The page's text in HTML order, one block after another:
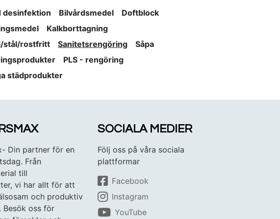
desinfektion Bilvårdsmedel
Doftblock
Kalkborttagning
stål/rostfritt Sanitetsrengöring
Såpa
PLS - rengöring
städprodukter
Din partner för en
Från
till
vi har allt för att
och produktiv
Besök oss för
SOCIALA MEDIER
Följ oss på våra sociala
plattformar
Facebook
Instagram
YouTube